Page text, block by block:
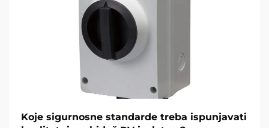
Koje sigurnosne standarde treba ispunjavati